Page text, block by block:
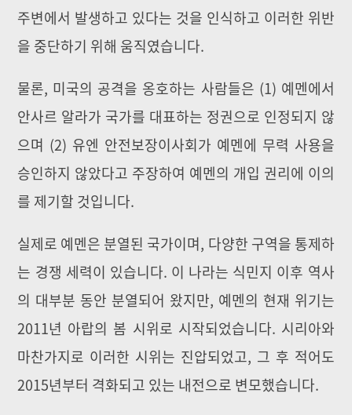
주변에서 발생하고 있다는 것을 인식하고 이러한 위반
을 중단하기 위해 움직였습니다.
물론, 미국의 공격을 옹호하는 사람들은 (1) 예멘에서
안사르 알라가 국가를 대표하는 정권으로 인정되지 않
으며 (2) 유엔 안전보장이사회가 예멘에 무력 사용을
승인하지 않았다고 주장하여 예멘의 개입 권리에 이의
를 제기할 것입니다.
실제로 예멘은 분열된 국가이며, 다양한 구역을 통제하
는 경쟁 세력이 있습니다. 이 나라는 식민지 이후 역사
의 대부분 동안 분열되어 왔지만, 예멘의 현재 위기는
2011년 아랍의 봄 시위로 시작되었습니다. 시리아와
마찬가지로 이러한 시위는 진압되었고, 그 후 적어도
2015년부터 격화되고 있는 내전으로 변모했습니다.